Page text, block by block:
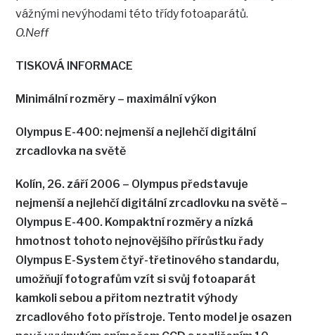
vážnými nevýhodami této třídy fotoaparátů.
O.Neff
TISKOVÁ INFORMACE
Minimální rozměry – maximální výkon
Olympus E-400: nejmenší a nejlehčí digitální
zrcadlovka na světě
Kolín, 26. září 2006 – Olympus představuje
nejmenší a nejlehčí digitální zrcadlovku na světě –
Olympus E-400. Kompaktní rozměry a nízká
hmotnost tohoto nejnovějšího přírůstku řady
Olympus E-System čtyř-třetinového standardu,
umožňují fotografům vzít si svůj fotoaparát
kamkoli sebou a přitom neztratit výhody
zrcadlového foto přístroje. Tento model je osazen